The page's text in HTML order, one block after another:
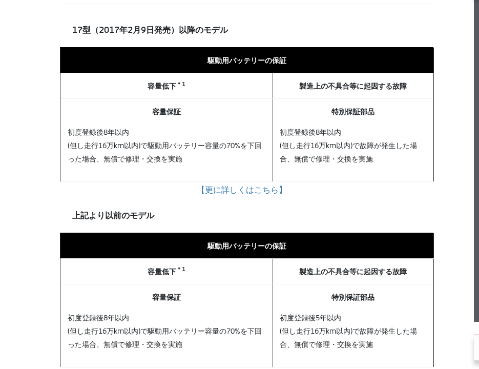
17型（2017年2月9日発売）以降のモデル
駆動用バッテリーの保証
容量低下＊1 製造上の不具合等に起因する故障
容量保証
初度登録後8年以内
(但し走行16万km以内)で駆動用バッテリー容量の70%を下回
った場合、無償で修理・交換を実施
特別保証部品
初度登録後8年以内
(但し走行16万km以内)で故障が発生した場
合、無償で修理・交換を実施
【更に詳しくはこちら】
上記より以前のモデル
駆動用バッテリーの保証
容量低下＊1 製造上の不具合等に起因する故障
容量保証
初度登録後8年以内
(但し走行16万km以内)で駆動用バッテリー容量の70%を下回
った場合、無償で修理・交換を実施
特別保証部品
初度登録後5年以内
(但し走行16万km以内)で故障が発生した場
合、無償で修理・交換を実施